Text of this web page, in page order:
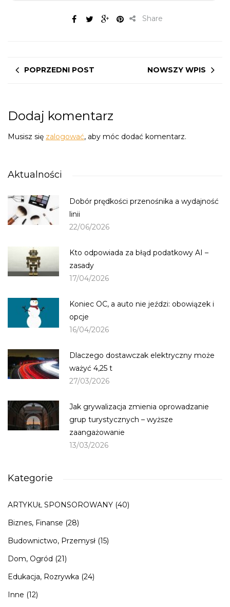
Share
POPRZEDNI POST NOWSZY WPIS
Dodaj komentarz
Musisz się zalogować, aby móc dodać komentarz.
Aktualności
Dobór prędkości przenośnika a wydajność
linii
22/06/2026
Kto odpowiada za błąd podatkowy AI –
zasady
17/04/2026
Koniec OC, a auto nie jeździ: obowiązek i
opcje
16/04/2026
Dlaczego dostawczak elektryczny może
ważyć 4,25 t
27/03/2026
Jak grywalizacja zmienia oprowadzanie
grup turystycznych – wyższe
zaangażowanie
13/03/2026
Kategorie
ARTYKUŁ SPONSOROWANY (40)
Biznes, Finanse (28)
Budownictwo, Przemysł (15)
Dom, Ogród (21)
Edukacja, Rozrywka (24)
Inne (12)